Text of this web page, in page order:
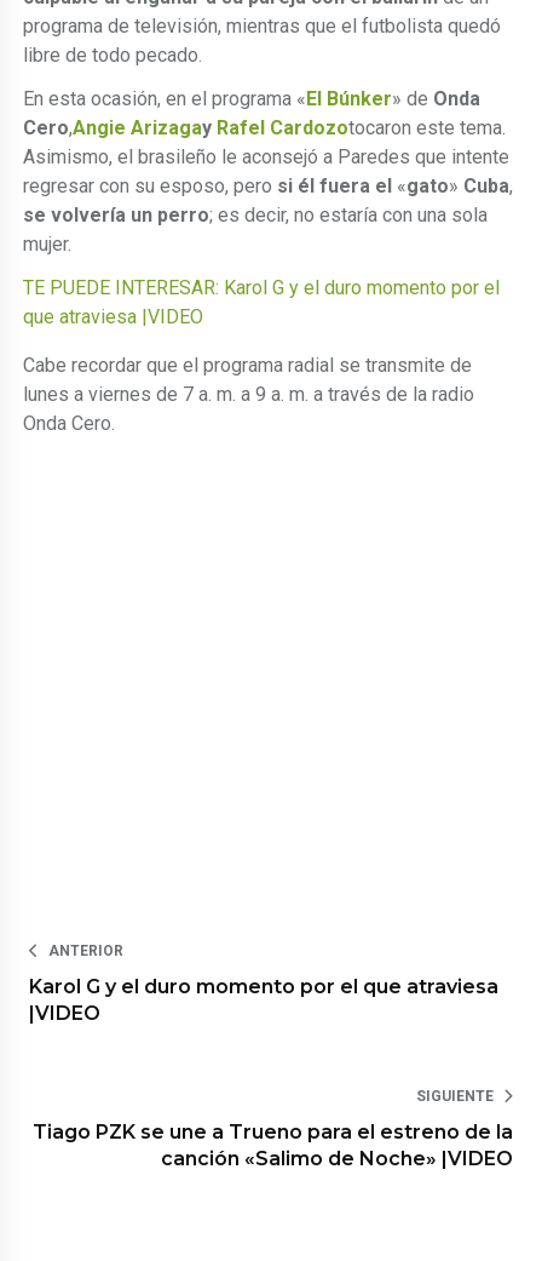
programa de televisión, mientras que el futbolista quedó
libre de todo pecado.
En esta ocasión, en el programa «El Búnker» de Onda
Cero,Angie Arizagay Rafel Cardozotocaron este tema.
Asimismo, el brasileño le aconsejó a Paredes que intente
regresar con su esposo, pero si él fuera el «gato» Cuba,
se volvería un perro; es decir, no estaría con una sola
mujer.
TE PUEDE INTERESAR: Karol G y el duro momento por el
que atraviesa |VIDEO
Cabe recordar que el programa radial se transmite de
lunes a viernes de 7 a. m. a 9 a. m. a través de la radio
Onda Cero.
ANTERIOR
Karol G y el duro momento por el que atraviesa
|VIDEO
SIGUIENTE
Tiago PZK se une a Trueno para el estreno de la
canción «Salimo de Noche» |VIDEO